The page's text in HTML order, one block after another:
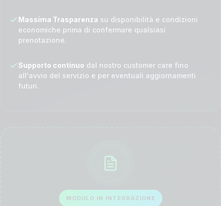
Massima Trasparenza su disponibilità e condizioni
economiche prima di confermare qualsiasi
prenotazione.
Supporto continuo dal nostro customer care fino
all'avvio del servizio e per eventuali aggiornamenti
futuri.
MODULO IN INTEGRAZIONE